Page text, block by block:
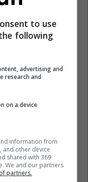
to use
following
advertising and
research and
on a device
information from
and other device
shared with 369
We and our partners
partners.